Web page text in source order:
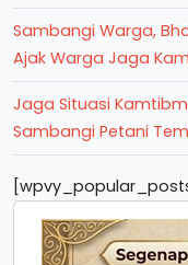
Sambangi Warga,
Ajak Warga Jaga
Jaga Situasi
Sambangi Petani